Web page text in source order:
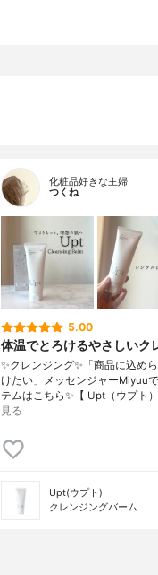
化粧品好きな主婦
つくね
5.00
体温でとろけるやさしいク
✨クレンジング✨「商品に込め
けたい」メッセンジャーMiyuu
テムはこちら✨【 Upt（ウプト
見る
Upt(ウプト)
クレンジングバーム